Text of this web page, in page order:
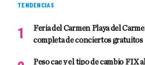
TENDENCIAS
Feria del Carmen Playa del
completa de conciertos gratuitos
Peso cae y el tipo de cambio FIX